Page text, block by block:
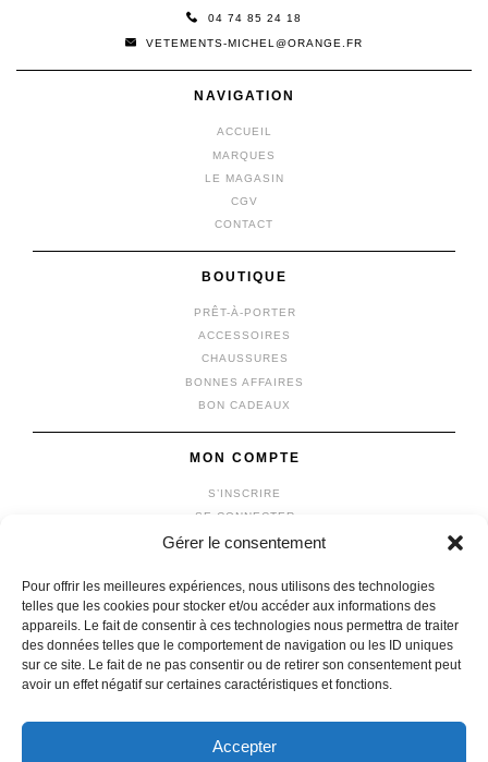
Gérer le consentement
Pour offrir les meilleures expériences, nous utilisons des technologies
telles que les cookies pour stocker et/ou accéder aux informations des
appareils. Le fait de consentir à ces technologies nous permettra de traiter
des données telles que le comportement de navigation ou les ID uniques
sur ce site. Le fait de ne pas consentir ou de retirer son consentement peut
avoir un effet négatif sur certaines caractéristiques et fonctions.
Accepter
04 74 85 24 18
VETEMENTS-MICHEL@ORANGE.FR
NAVIGATION
ACCUEIL
MARQUES
LE MAGASIN
CGV
CONTACT
BOUTIQUE
PRÊT-À-PORTER
ACCESSOIRES
CHAUSSURES
BONNES AFFAIRES
BON CADEAUX
MON COMPTE
S’INSCRIRE
SE CONNECTER
MON COMPTE
MON PANIER